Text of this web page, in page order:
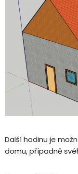
Další hodinu je
domu, případně